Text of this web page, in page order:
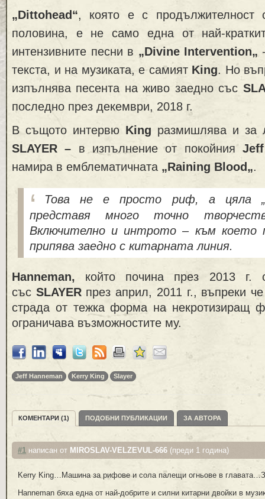
„Dittohead“, която е с продължителност
половина, е не само една от най-
интензивните песни в „Divine Intervention„
текста, и на музиката, е самият King. Нов
изпълнява песента на живо заедно със
последно през декември, 2018 г.
В същото интервю King размишлява и
SLAYER – в изпълнениеот покойния
намира в емблематичната „Raining Blood„.
Това не е просто риф, а цяла „
представя много точно
Включително и интрото – към което
припява заедно с китарната линия.
Hanneman, който почина през 2013 г.
със SLAYERпрез април, 2011 г., въпреки
страда от тежка форма на некротизиращ
ограничава възможностите му.
Jeff Hanneman Kerry King Slayer
КОМЕНТАРИ (1) ПОДОБНИ ПУБЛИКАЦИИ ЗА АВТОРА
#1 написан от MIROSLAV-VELZEVUL-666 (преди 1 година)
Kerry King…Машина за рифове и сола палещи огньове в
Hanneman бяха една от най-добрите и силни китарни двойки в